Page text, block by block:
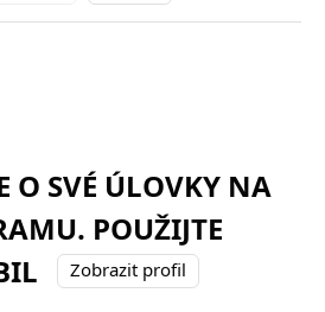
O SVÉ ÚLOVKY NA
POUŽIJTE
Zobrazit profil